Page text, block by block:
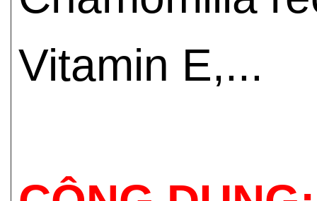
Vitamin E,...